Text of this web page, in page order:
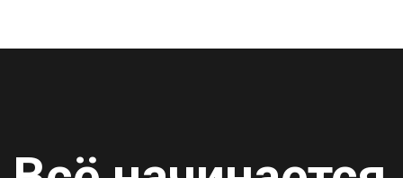
Навигация по сайту
Карьера